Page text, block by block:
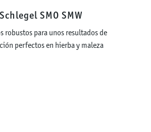
Schlegel SMO SMW
robustos para unos resultados de
perfectos en hierba y maleza